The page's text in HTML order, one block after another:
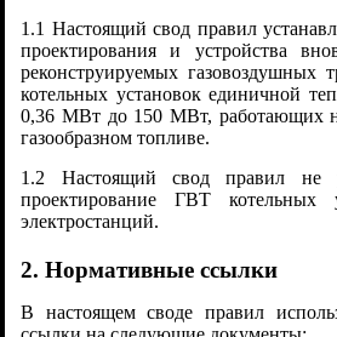
1.1 Настоящий свод правил
проектирования и устройства
реконструируемых газовоздушных
котельных установок единичной
0,36 МВт до 150 МВт, работающих
газообразном топливе.
1.2 Настоящий свод правил не
проектирование ГВТ котельных
электростанций.
2. Нормативные ссылки
В настоящем своде правил